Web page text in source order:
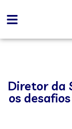
Diretor da
os